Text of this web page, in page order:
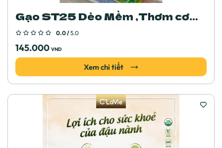
Gạo ST25 Dẻo Mềm ,Thơm cơm (
bao 5kg)
0.0 /5.0
145.000 VND
Xem chi tiết